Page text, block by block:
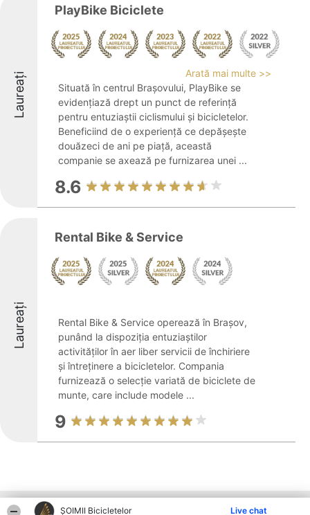
ȘOIMII Bicicletelor Live chat
Laureați
PlayBike Biciclete
Arată mai multe >>
Situată în centrul Brașovului, PlayBike se
evidențiază drept un punct de referință
pentru entuziaștii ciclismului și bicicletelor.
Beneficiind de o experiență ce depășește
douăzeci de ani pe piață, această
companie se axează pe furnizarea unei ...
8.6
Laureați
Rental Bike & Service
Rental Bike & Service operează în Brașov,
punând la dispoziția entuziaștilor
activităților în aer liber servicii de închiriere
și întreținere a bicicletelor. Compania
furnizează o selecție variată de biciclete de
munte, care include modele ...
9